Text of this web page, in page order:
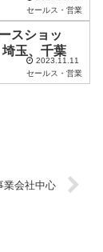
セールス・営業
スショッ
玉、千葉
2023.11.11
セールス・営業
業会社中心